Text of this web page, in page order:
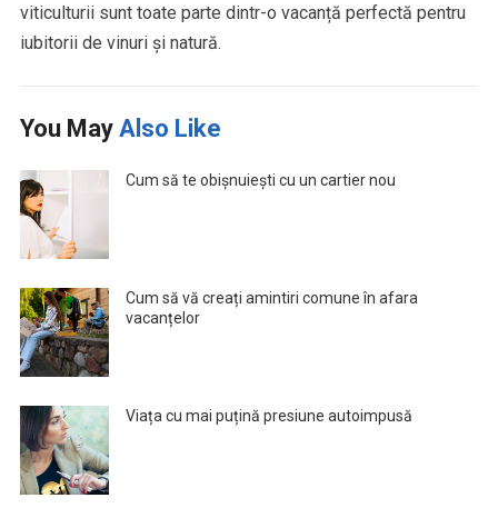
viticulturii sunt toate parte dintr-o vacanță perfectă pentru
iubitorii de vinuri și natură.
You May Also Like
Cum să te obișnuiești cu un cartier nou
Cum să vă creați amintiri comune în afara
vacanțelor
Viața cu mai puțină presiune autoimpusă